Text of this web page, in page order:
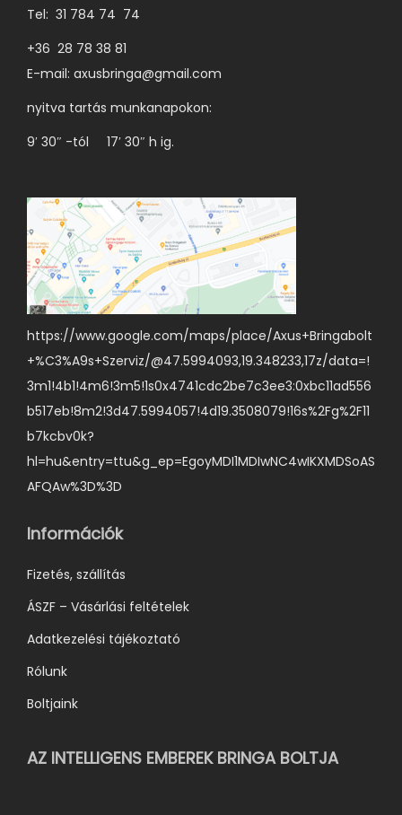
Tel: 31 784 74 74
+36 28 78 38 81
E-mail: axusbringa@gmail.com
nyitva tartás munkanapokon:
9′ 30″ -tól 17′ 30″ h ig.
https://www.google.com/maps/place/Axus+Bringabolt
+%C3%A9s+Szerviz/@47.5994093,19.348233,17z/data=!
3m1!4b1!4m6!3m5!1s0x4741cdc2be7c3ee3:0xbc11ad556
b517eb!8m2!3d47.5994057!4d19.3508079!16s%2Fg%2F11
b7kcbv0k?
hl=hu&entry=ttu&g_ep=EgoyMDI1MDIwNC4wIKXMDSoAS
AFQAw%3D%3D
Információk
Fizetés, szállítás
ÁSZF – Vásárlási feltételek
Adatkezelési tájékoztató
Rólunk
Boltjaink
AZ INTELLIGENS EMBEREK BRINGA BOLTJA